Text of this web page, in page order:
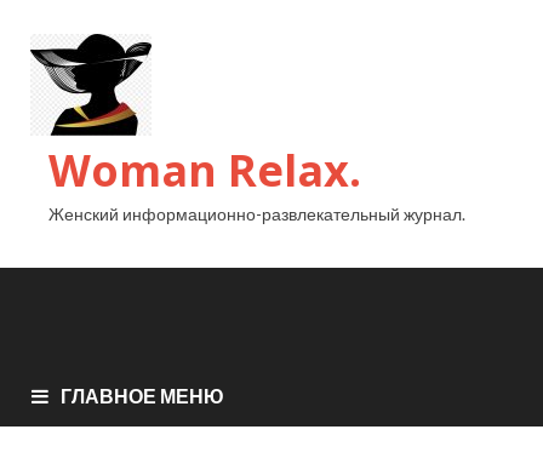
Woman Relax.
Женский информационно-развлекательный журнал.
ГЛАВНОЕ МЕНЮ